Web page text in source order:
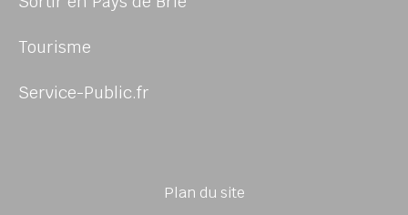
Tourisme
Service-Public.fr
Plan du site